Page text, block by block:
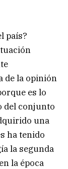
país?
de la opinión
es lo
del conjunto
una
ha tenido
la segunda
la época